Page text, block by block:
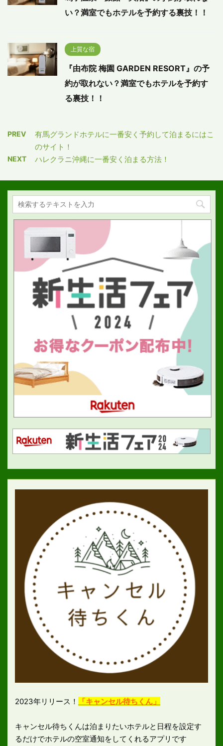
い？満室でもホテルを予約する裏技！！
上質な宿
『由布院 梅園 GARDEN RESORT』の予
約が取れない？満室でもホテルを予約す
る裏技！！
PREV
有馬グランドホテルに一番安く予約して泊まるにはこ
のサイト！
NEXT ハレクラニ沖縄に一番安く泊まる方法！
2023年リリース！ 「キャンセル待ちくん」
キャンセル待ちくんは泊まりたいホテルと日程を設定す
るだけでホテルの空室通知をしてくれるアプリです